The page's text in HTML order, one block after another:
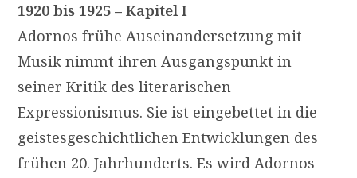
1920 bis 1925 – Kapitel I
Adornos frühe Auseinandersetzung mit
Musik nimmt ihren Ausgangspunkt in
seiner Kritik des literarischen
Expressionismus. Sie ist eingebettet in die
geistesgeschichtlichen Entwicklungen des
frühen 20. Jahrhunderts. Es wird Adornos